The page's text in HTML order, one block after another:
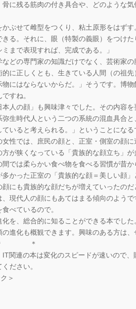
に残る筋肉の付き具合や、どのような
ぶせて雌型をつくり、粘土原形をはず
る。それに、眼（特製の義眼）をつけ
まで表現すれば、完成である。」
どの専門家の知識だけでなく、芸術家
的に正しくとも、生きている人間（の祖
物にはならないからだ。」そうです。博
すね。
の顔」も興味津々でした。その内容を
生時代人という二つの系統の混血具合
いると考えられる。」ということになる
性では、庶民の顔と、正室・側室の顔
方が狭くなっている「貴族的な顔立ち」
では柔らかい食べ物を食べる習慣が昔
多かった正室の「貴族的な顔＝美しい顔
顔にも貴族的な顔だちが増えていったの
、現代人の顔にもあてはまる傾向のよう
べているので。
を、総合的に知ることができる本でし
進化も概観できます。興味のある方は、
＊
関連の本は変化のスピードが速いので
ださい。
＞